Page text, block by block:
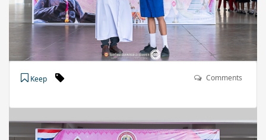
Keep Comments